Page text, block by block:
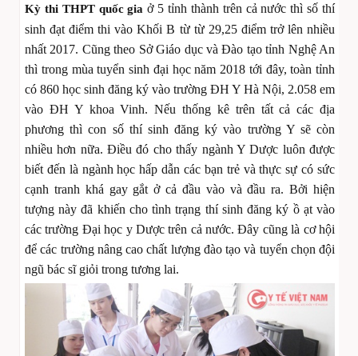
Kỳ thi THPT quốc gia ở 5 tỉnh thành trên cả nước thì số thí
sinh đạt điểm thi vào Khối B từ từ 29,25 điểm trở lên nhiều
nhất 2017. Cũng theo Sở Giáo dục và Đào tạo tỉnh Nghệ An
thì trong mùa tuyển sinh đại học năm 2018 tới đây, toàn tỉnh
có 860 học sinh đăng ký vào trường ĐH Y Hà Nội, 2.058 em
vào ĐH Y khoa Vinh. Nếu thống kê trên tất cả các địa
phương thì con số thí sinh đăng ký vào trường Y sẽ còn
nhiều hơn nữa. Điều đó cho thấy ngành Y Dược luôn được
biết đến là ngành học hấp dẫn các bạn trẻ và thực sự có sức
cạnh tranh khá gay gắt ở cả đầu vào và đầu ra. Bởi hiện
tượng này đã khiến cho tình trạng thí sinh đăng ký ồ ạt vào
các trường Đại học y Dược trên cả nước. Đây cũng là cơ hội
để các trường nâng cao chất lượng đào tạo và tuyển chọn đội
ngũ bác sĩ giỏi trong tương lai.